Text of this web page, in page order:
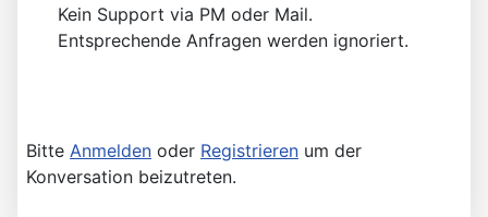
Kein Support via PM oder Mail.
Entsprechende Anfragen werden ignoriert.
Bitte Anmelden oder Registrieren um der
Konversation beizutreten.